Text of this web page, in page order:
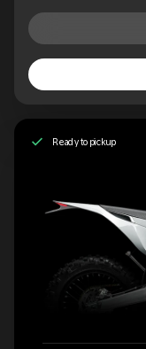
Ready to pickup